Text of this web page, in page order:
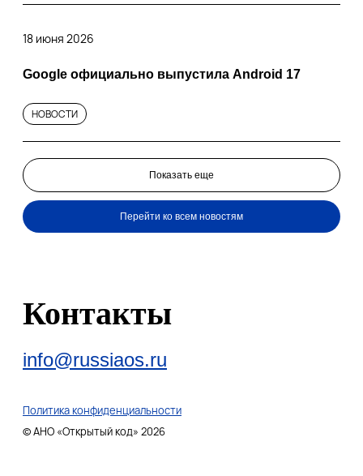
18 июня 2026
Google официально выпустила Android 17
НОВОСТИ
Показать еще
Перейти ко всем новостям
Контакты
info@russiaos.ru
Политика конфиденциальности
© АНО «Открытый код» 2026